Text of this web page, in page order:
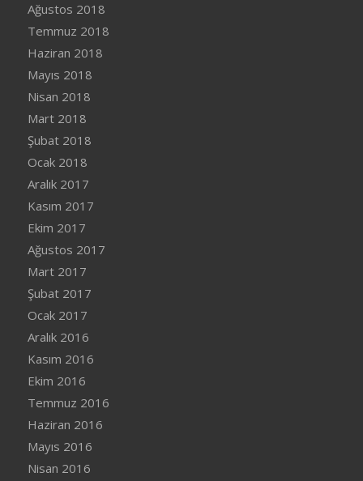
Ağustos 2018
Temmuz 2018
Haziran 2018
Mayıs 2018
Nisan 2018
Mart 2018
Şubat 2018
Ocak 2018
Aralık 2017
Kasım 2017
Ekim 2017
Ağustos 2017
Mart 2017
Şubat 2017
Ocak 2017
Aralık 2016
Kasım 2016
Ekim 2016
Temmuz 2016
Haziran 2016
Mayıs 2016
Nisan 2016